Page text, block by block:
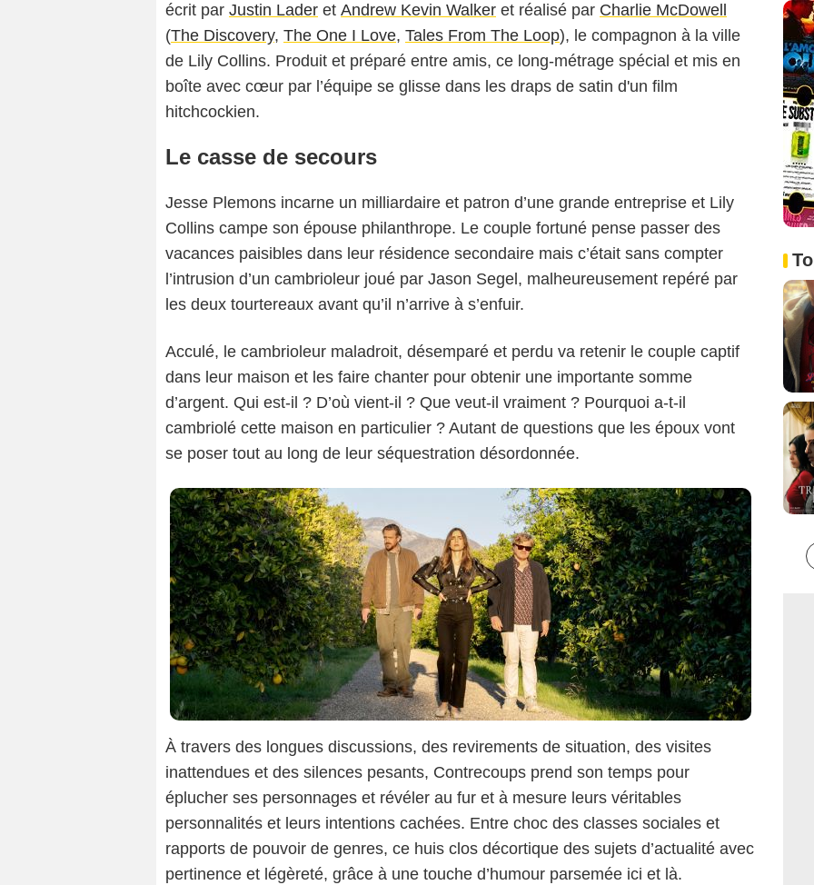
écrit par Justin Lader et Andrew Kevin Walker et réalisé par Charlie McDowell
(The Discovery, The One I Love, Tales From The Loop), le compagnon à la ville
de Lily Collins. Produit et préparé entre amis, ce long-métrage spécial et mis en
boîte avec cœur par l’équipe se glisse dans les draps de satin d'un film
hitchcockien.
Le casse de secours
Jesse Plemons incarne un milliardaire et patron d’une grande entreprise et Lily
Collins campe son épouse philanthrope. Le couple fortuné pense passer des
vacances paisibles dans leur résidence secondaire mais c’était sans compter
l’intrusion d’un cambrioleur joué par Jason Segel, malheureusement repéré par
les deux tourtereaux avant qu’il n’arrive à s’enfuir.
Acculé, le cambrioleur maladroit, désemparé et perdu va retenir le couple captif
dans leur maison et les faire chanter pour obtenir une importante somme
d’argent. Qui est-il ? D’où vient-il ? Que veut-il vraiment ? Pourquoi a-t-il
cambriolé cette maison en particulier ? Autant de questions que les époux vont
se poser tout au long de leur séquestration désordonnée.
À travers des longues discussions, des revirements de situation, des visites
inattendues et des silences pesants, Contrecoups prend son temps pour
éplucher ses personnages et révéler au fur et à mesure leurs véritables
personnalités et leurs intentions cachées. Entre choc des classes sociales et
rapports de pouvoir de genres, ce huis clos décortique des sujets d’actualité avec
pertinence et légèreté, grâce à une touche d’humour parsemée ici et là.